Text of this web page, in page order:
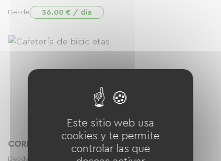
Desde 36.00 € / día
CORDE DE TRACTAGE BIKE TAXI
Desde 5.00 € / día
Este sitio web usa
cookies y te permite
controlar las que